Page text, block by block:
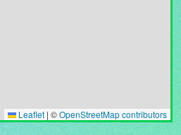
Leaflet | ©OpenStreetMap contributors